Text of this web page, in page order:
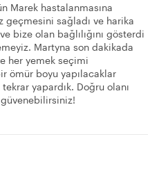
Marek hastalanmasına
geçmesini sağladı ve harika
bize olan bağlılığını gösterdi
Martyna son dakikada
her yemek seçimi
ömür boyu yapılacaklar
yapardık. Doğru olanı